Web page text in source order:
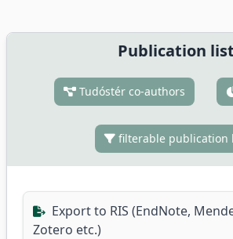
Publication list
Tudóstér co-authors
filterable publication
Export to RIS (EndNote,
Zotero etc.)